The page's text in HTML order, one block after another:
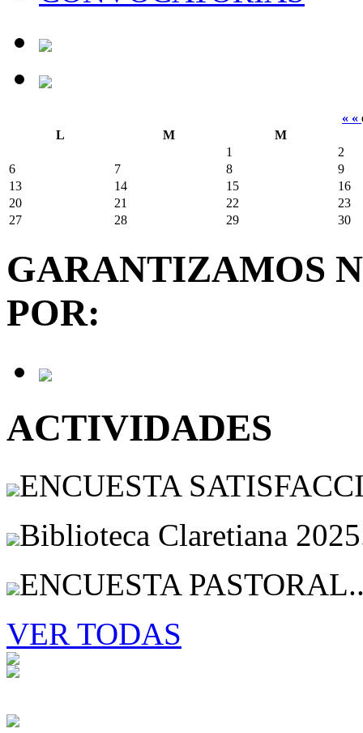
« «
L
M
M
1
2
6
7 8
9
13
14 15
16
20
21 22
23
27
28 29 30
GARANTIZAMOS
POR:
ACTIVIDADES
ENCUESTA
Biblioteca Claretiana
ENCUESTA
VER TODAS